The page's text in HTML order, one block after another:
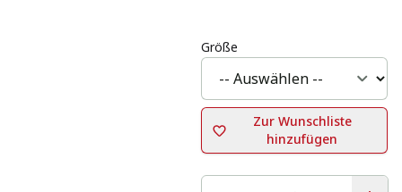
Größe
Zur Wunschliste
hinzufügen